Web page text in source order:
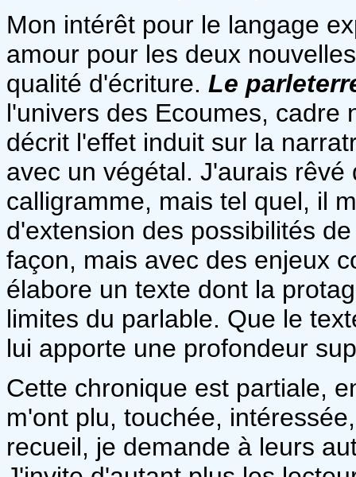
Mon intérêt pour le langage
amour pour les deux
qualité d'écriture. Le
l'univers des Ecoumes, cadre
décrit l'effet induit sur la
avec un végétal. J'aurais
calligramme, mais tel quel, il
d'extension des possibilités
façon, mais avec des enjeux
élabore un texte dont la
limites du parlable. Que le
lui apporte une profondeur
Cette chronique est partiale,
m'ont plu, touchée,
recueil, je demande à leurs